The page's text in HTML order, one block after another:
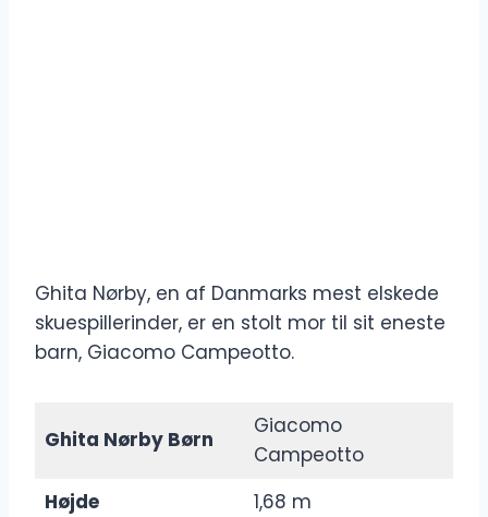
Ghita Nørby, en af Danmarks mest elskede
skuespillerinder, er en stolt mor til sit eneste
barn, Giacomo Campeotto.
Ghita Nørby Børn
Giacomo
Campeotto
Højde
1,68 m